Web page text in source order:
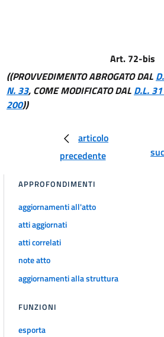
15
18
20
24
25
Art. 72-bis
((PROVVEDIMENTO ABROGATO DAL
N. 33, COME MODIFICATO DAL D.L.
200))
articolo
precedente
APPROFONDIMENTI
aggiornamenti all'atto
atti aggiornati
atti correlati
note atto
aggiornamenti alla struttura
FUNZIONI
esporta